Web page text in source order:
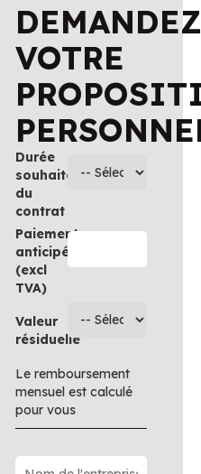
DEMANDEZ
VOTRE
Durée
souhaitée
du
contrat
Paiement
anticipé
(excl
TVA)
Valeur
résiduelle
Le remboursement
mensuel est calculé
pour vous